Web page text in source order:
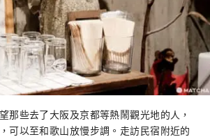
那些去了大阪及京都等熱鬧觀光地的人，
可以至和歌山放慢步調。走訪民宿附近的